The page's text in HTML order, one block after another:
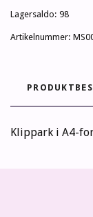
Lagersaldo: 98
Artikelnummer:
Klippark i A4-